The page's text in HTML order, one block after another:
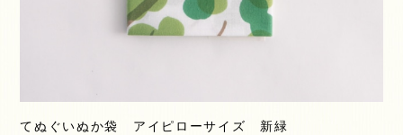
てぬぐいぬか袋 アイピローサイズ 新緑